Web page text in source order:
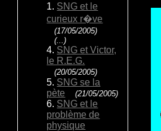
1. SNG et le
curieux r�ve
(17/05/2005)
(...)
4. SNG et Victor,
le R.E.G.
(20/05/2005)
5. SNG se la
pète
(21/05/2005)
6. SNG et le
problème de
physique